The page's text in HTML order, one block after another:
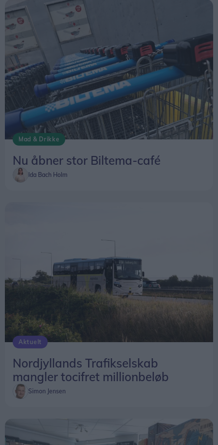
Mad & Drikke
Nu åbner stor Biltema-café
Ida Bach Holm
Aktuelt
Nordjyllands Trafikselskab
mangler tocifret millionbeløb
Simon Jensen